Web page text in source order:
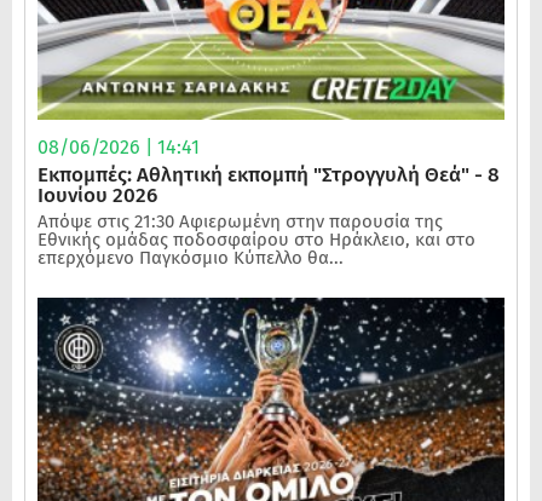
08/06/2026 | 14:41
Εκπομπές: Αθλητική εκπομπή "Στρογγυλή Θεά" - 8
Ιουνίου 2026
Απόψε στις 21:30 Αφιερωμένη στην παρουσία της
Εθνικής ομάδας ποδοσφαίρου στο Ηράκλειο, και στο
επερχόμενο Παγκόσμιο Κύπελλο θα...